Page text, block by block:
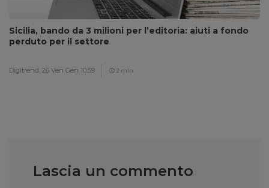
Sicilia, bando da 3 milioni per l’editoria: aiuti a fondo
perduto per il settore
Digitrend, 26 Ven Gen 10:59 2 min
Lascia un commento